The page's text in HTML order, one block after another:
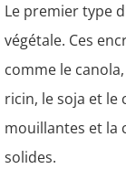
Le premier type
végétale. Ces
comme le
ricin, le soja et le
mouillantes et la
solides.